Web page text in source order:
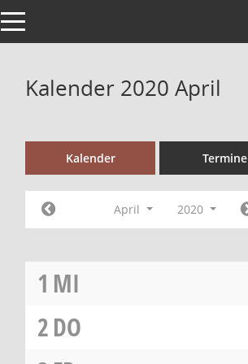
Toggle navigation
Kalender 2020 April
Kalender Termine
April 2020
1 MI
2DO